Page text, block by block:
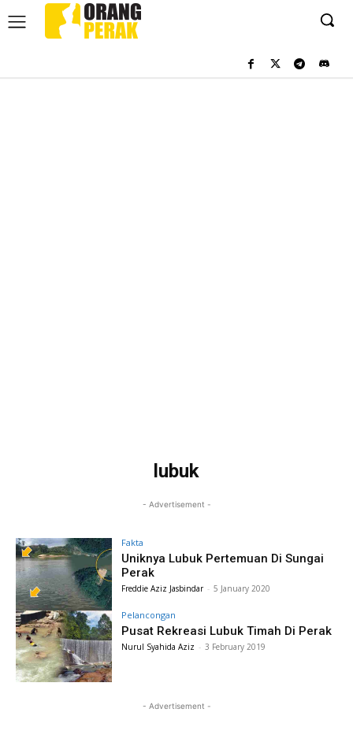
lubuk
- Advertisement -
Fakta
Uniknya Lubuk Pertemuan Di Sungai
Perak
Freddie Aziz Jasbindar - 5 January 2020
Pelancongan
Pusat Rekreasi Lubuk Timah Di Perak
Nurul Syahida Aziz - 3 February 2019
- Advertisement -